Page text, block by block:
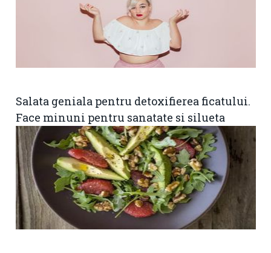
Salata geniala pentru detoxifierea ficatului.
Face minuni pentru sanatate si silueta